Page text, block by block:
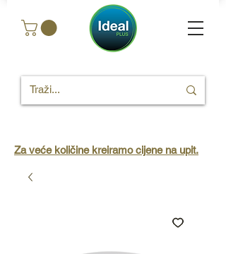
Za veće količine kreiramo cijene na upit.